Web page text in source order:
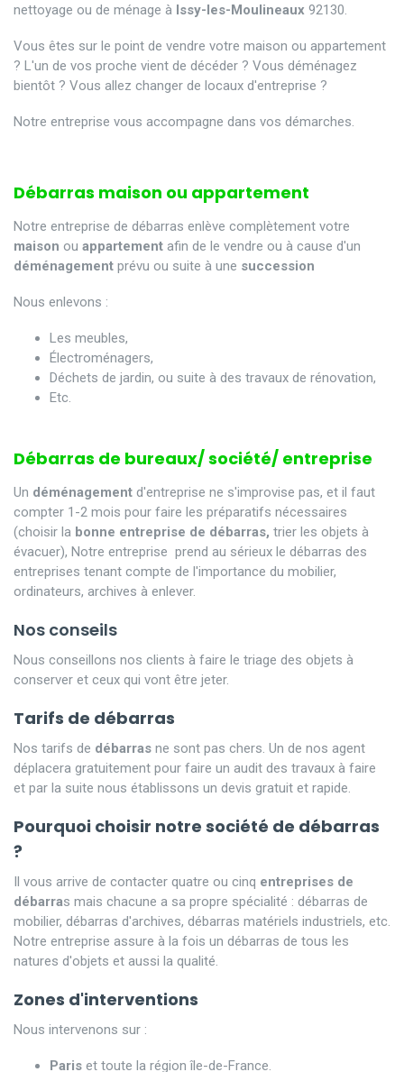
nettoyage ou de ménage à Issy-les-Moulineaux 92130.
Vous êtes sur le point de vendre votre maison ou appartement
? L'un de vos proche vient de décéder ? Vous déménagez
bientôt ? Vous allez changer de locaux d'entreprise ?
Notre entreprise vous accompagne dans vos démarches.
Débarras maison ou appartement
Notre entreprise de débarras enlève complètement votre
maison ou appartement afin de le vendre ou à cause d'un
déménagement prévu ou suite à une succession
Nous enlevons :
Les meubles,
Électroménagers,
Déchets de jardin, ou suite à des travaux de rénovation,
Etc.
Débarras de bureaux/ société/ entreprise
Un déménagement d'entreprise ne s'improvise pas, et il faut
compter 1-2 mois pour faire les préparatifs nécessaires
(choisir la bonne entreprise de débarras, trier les objets à
évacuer), Notre entreprise prend au sérieux le débarras des
entreprises tenant compte de l'importance du mobilier,
ordinateurs, archives à enlever.
Nos conseils
Nous conseillons nos clients à faire le triage des objets à
conserver et ceux qui vont être jeter.
Tarifs de débarras
Nos tarifs de débarras ne sont pas chers. Un de nos agent
déplacera gratuitement pour faire un audit des travaux à faire
et par la suite nous établissons un devis gratuit et rapide.
Pourquoi choisir notre société de débarras
?
Il vous arrive de contacter quatre ou cinq entreprises de
débarras mais chacune a sa propre spécialité : débarras de
mobilier, débarras d'archives, débarras matériels industriels, etc.
Notre entreprise assure à la fois un débarras de tous les
natures d'objets et aussi la qualité.
Zones d'interventions
Nous intervenons sur :
Paris et toute la région île-de-France.